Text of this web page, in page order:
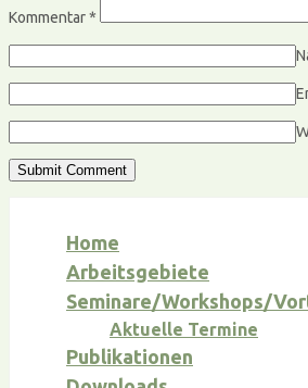
Kommentar*
Home
Arbeitsgebiete
Seminare/Workshops/
Aktuelle Termine
Publikationen